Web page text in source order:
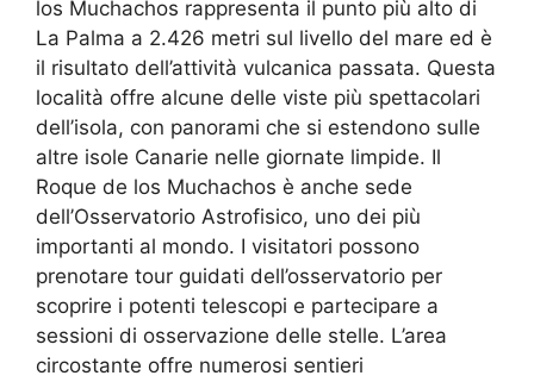
los Muchachos rappresenta il punto più alto di
La Palma a 2.426 metri sul livello del mare ed è
il risultato dell’attività vulcanica passata. Questa
località offre alcune delle viste più spettacolari
dell’isola, con panorami che si estendono sulle
altre isole Canarie nelle giornate limpide. Il
Roque de los Muchachos è anche sede
dell’Osservatorio Astrofisico, uno dei più
importanti al mondo. I visitatori possono
prenotare tour guidati dell’osservatorio per
scoprire i potenti telescopi e partecipare a
sessioni di osservazione delle stelle. L’area
circostante offre numerosi sentieri